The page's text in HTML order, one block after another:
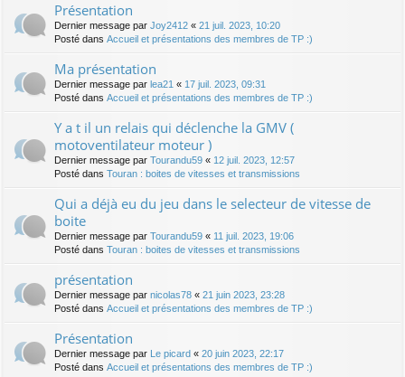
Présentation
Dernier message par Joy2412 « 21 juil. 2023, 10:20
Posté dans Accueil et présentations des membres de TP :)
Ma présentation
Dernier message par lea21 « 17 juil. 2023, 09:31
Posté dans Accueil et présentations des membres de TP :)
Y a t il un relais qui déclenche la GMV (
motoventilateur moteur )
Dernier message par Tourandu59 « 12 juil. 2023, 12:57
Posté dans Touran : boites de vitesses et transmissions
Qui a déjà eu du jeu dans le selecteur de vitesse de
boite
Dernier message par Tourandu59 « 11 juil. 2023, 19:06
Posté dans Touran : boites de vitesses et transmissions
présentation
Dernier message par nicolas78 « 21 juin 2023, 23:28
Posté dans Accueil et présentations des membres de TP :)
Présentation
Dernier message par Le picard « 20 juin 2023, 22:17
Posté dans Accueil et présentations des membres de TP :)